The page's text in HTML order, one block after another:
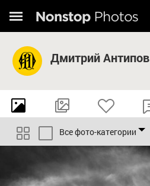
Дмитрий Антипов
Все фото-категории